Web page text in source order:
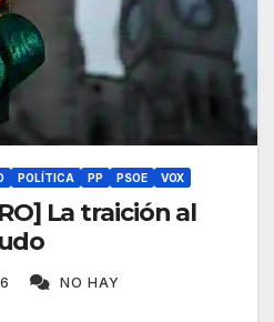
POLÍTICA PP PSOE VOX
La traición al
NO HAY